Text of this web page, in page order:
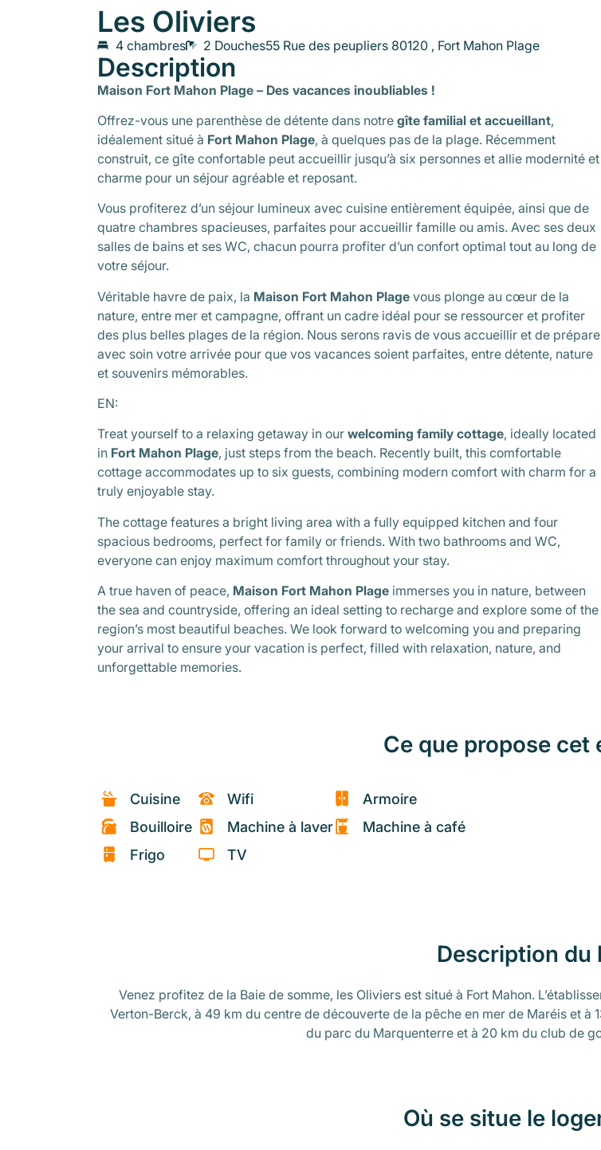
Les Oliviers
4 chambres 2 Douches55 Rue des peupliers 80120 , Fort Mahon Plage
Description
Maison Fort Mahon Plage – Des vacances inoubliables !
Offrez-vous une parenthèse de détente dans notregîte familial et accueillant,
idéalement situé à Fort Mahon Plage, à quelques pas de la plage. Récemment
construit, ce gîte confortable peut accueillir jusqu’à six personnes et allie modernité et
charme pour un séjour agréable et reposant.
Vous profiterez d’un séjour lumineux avec cuisine entièrement équipée, ainsi que de
quatre chambres spacieuses, parfaites pour accueillir famille ou amis. Avec ses deux
salles de bains et ses WC, chacun pourra profiter d’un confort optimal tout au long de
votre séjour.
Véritable havre de paix, la Maison Fort Mahon Plage vous plonge au cœur de la
nature, entre mer et campagne, offrant un cadre idéal pour se ressourcer et profiter
des plus belles plages de la région. Nous serons ravis de vous accueillir et de
avec soin votre arrivée pour que vos vacances soient parfaites, entre détente, nature
et souvenirs mémorables.
EN:
Treat yourself to a relaxing getaway in ourwelcoming family cottage, ideally located
in Fort Mahon Plage, just steps from the beach. Recently built, this comfortable
cottage accommodates up to six guests, combining modern comfort with charm for a
truly enjoyable stay.
The cottage features a bright living area with a fully equipped kitchen and four
spacious bedrooms, perfect for family or friends. With two bathrooms and WC,
everyone can enjoy maximum comfort throughout your stay.
A true haven of peace, Maison Fort Mahon Plage immerses you in nature, between
the sea and countryside, offering an ideal setting to recharge and explore some of the
region’s most beautiful beaches. We look forward to welcoming you and preparing
your arrival to ensure your vacation is perfect, filled with relaxation, nature, and
unforgettable memories.
Ce que propose cet
Cuisine
Bouilloire
Frigo
Wifi
Machine à laver
TV
Armoire
Machine à café
Description du
Venez profitez de la Baie de somme, les Oliviers est situé à Fort Mahon.
Verton-Berck, à 49 km du centre de découverte de la pêche en mer de Maréis et à
du parc du Marquenterre et à 20 km du club de
Où se situe le